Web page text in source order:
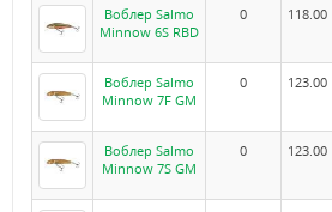
Воблер Salmo
Minnow 6S RBD
0 118.00
Воблер Salmo
Minnow 7F GM
0 123.00
Воблер Salmo
Minnow 7S GM
0 123.00